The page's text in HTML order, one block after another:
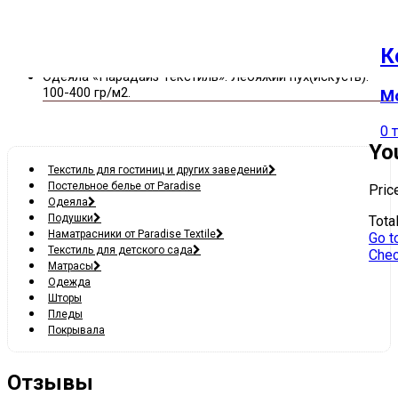
0
Go
Одеяла «Парадайз Текстиль». Лебяжий пух(искуств).
100-400 гр/м2.
Текстиль для гостиниц и других заведений
Постельное белье от Paradise
Одеяла
Подушки
Наматрасники от Paradise Textile
Текстиль для детского сада
Матрасы
Одежда
Шторы
Пледы
Покрывала
Отзывы